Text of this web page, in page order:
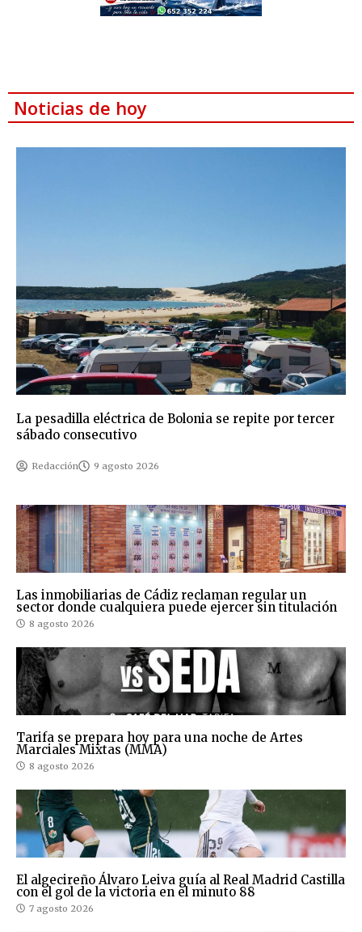
Noticias de hoy
La pesadilla eléctrica de Bolonia se repite por tercer
sábado consecutivo
Redacción 9 agosto 2026
Las inmobiliarias de Cádiz reclaman regular un
sector donde cualquiera puede ejercer sin titulación
8 agosto 2026
Tarifa se prepara hoy para una noche de Artes
Marciales Mixtas (MMA)
8 agosto 2026
El algecireño Álvaro Leiva guía al Real Madrid Castilla
con el gol de la victoria en el minuto 88
7 agosto 2026